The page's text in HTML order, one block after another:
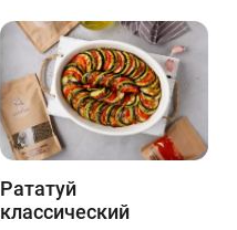
Рататуй
классический